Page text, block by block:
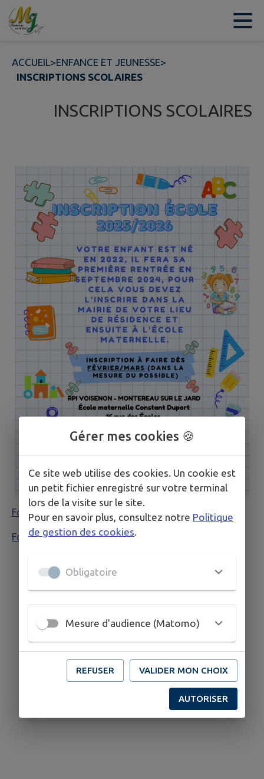
Contenu
ACCUEIL>ENFANCE ET JEUNESSE>
INSCRIPTIONS SCOLAIRES
INSCRIPTIONS SCOLAIRES
Formulaire pour l'école de Montereau sur le Jard
Formulaire pour l'école de Voisenon
Gérer mes cookies 🍪
Ce site web utilise des cookies. Un cookie est
un petit fichier enregistré sur votre terminal
lors de la visite sur le site.
Pour en savoir plus, consultez notre Politique
de gestion des cookies
Obligatoire
Mesure d'audience (Matomo)
REFUSER VALIDER MON CHOIX
AUTORISER